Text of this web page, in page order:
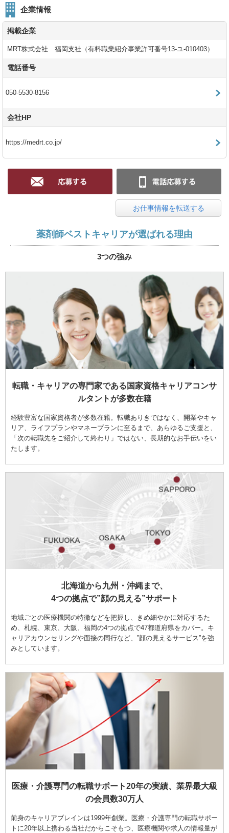
企業情報
掲載企業
MRT株式会社 福岡支社（有料職業紹介事業許可番号13-ユ-010403）
電話番号
050-5530-8156
会社HP
https://medrt.co.jp/
お仕事情報を転送する
薬剤師ベストキャリアが選ばれる理由
3つの強み
転職・キャリアの専門家である国家資格キャリアコンサ
ルタントが多数在籍
経験豊富な国家資格者が多数在籍。転職ありきではなく、開業やキャ
リア、ライフプランやマネープランに至るまで、あらゆるご支援と、
「次の転職先をご紹介して終わり」ではない、長期的なお手伝いをい
たします。
北海道から九州・沖縄まで、
4つの拠点で”顔の見える”サポート
地域ごとの医療機関の特徴などを把握し、きめ細やかに対応するた
め、札幌、東京、大阪、福岡の4つの拠点で47都道府県をカバー。キ
ャリアカウンセリングや面接の同行など、”顔の見えるサービス”を強
みとしています。
医療・介護専門の転職サポート20年の実績、業界最大級
の会員数30万人
前身のキャリアブレインは1999年創業。医療・介護専門の転職サポー
トに20年以上携わる当社だからこそもつ、医療機関や求人の情報量が